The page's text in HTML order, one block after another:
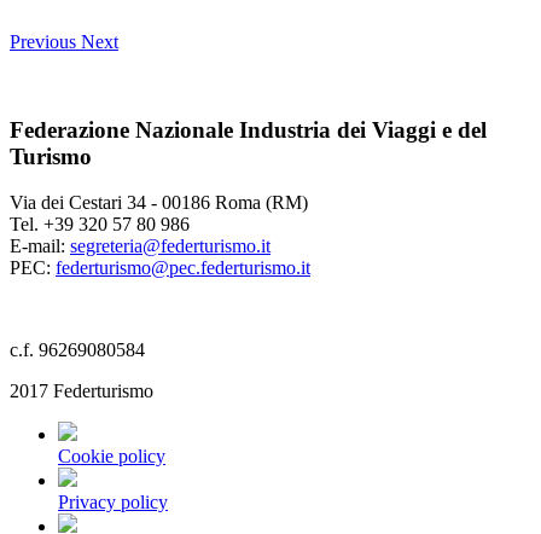
Previous Next
Federazione Nazionale Industria dei Viaggi e del
Turismo
Via dei Cestari 34 - 00186 Roma (RM)
Tel. +39 320 57 80 986
E-mail: segreteria@federturismo.it
PEC: federturismo@pec.federturismo.it
c.f. 96269080584
2017 Federturismo
Cookie policy
Privacy policy